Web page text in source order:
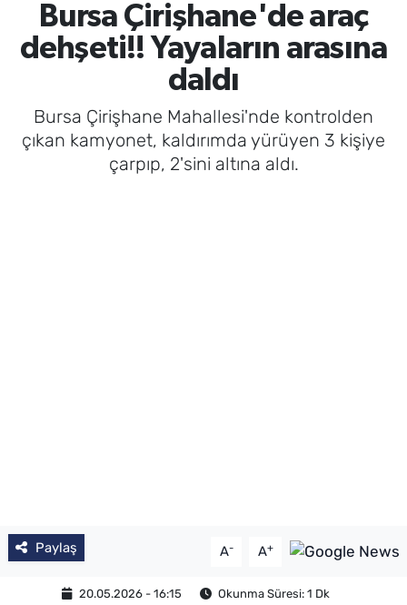
Bursa Çirişhane'de araç
dehşeti!! Yayaların arasına
daldı
Bursa Çirişhane Mahallesi'nde kontrolden
çıkan kamyonet, kaldırımda yürüyen 3 kişiye
çarpıp, 2'sini altına aldı.
Paylaş A- A+
20.05.2026 - 16:15 Okunma Süresi: 1 Dk